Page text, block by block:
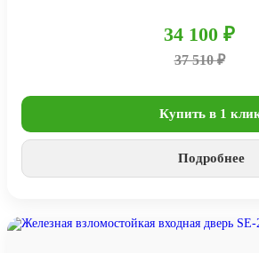
34 100 ₽
37 510 ₽
Купить в 1
Подробнее